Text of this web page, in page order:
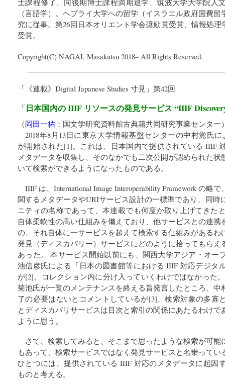
（言語学）。ヘブライ大学への留学（イスラエル政府国費
究に従事。第26回日本オリエント学会奨励賞受賞、情報処理
受賞。
Copyright(C) NAGAI, Masakatsu 2018– All Rights Reserved.
「 《連載》Digital Japanese Studies 寸見 」第42回
「日本国内の IIIF リソースの発見サービス “IIIF
（岡田一祐 ： 国文学研究資料館古典籍共同研究事業センター
2018年8月13日に東京大学情報基盤センターの中村覚氏に
が開始された[1]。これは、日本国内で提供されている IIIF
メタデータを収集し、そのなかでも二次公開が認められた
いて検索ができるようになったものである。
IIIF は、International Image Interoperability Framework の略
関するメタデータやURIサービス設計の一標準であり、同時
ニティの名称であって、本連載でも何度か取り上げてきた
自体柔軟性の高い仕組みを備えており、他サービスとの連
の、それ自体に一サービスを超えて検索する仕組みがあるわ
発見（ディスカバリー）サービスにどのように拾ってもらえ
あった。 本サービス開始以前にも、関西大学アジア・オー
池信彦氏による「日本の図書館等における IIIF 対応デジタ
が[2]、コレクション内に分け入っていくわけではなかった
菊池氏が一覧のメンテナンスを終える旨発言したところ、中
了の必要はないとコメントしているが[3]、検索対象の多寡
とディスカバリサービスは目次と索引の関係にあたるわけ
ように思う。
さて、検索してみると、そこまで思ったような検索が可
もあって、検索サービスではなく発見サービスと名乗って
ひとつには、提供されている IIIF 対応のメタデータに起因
ものと考える。